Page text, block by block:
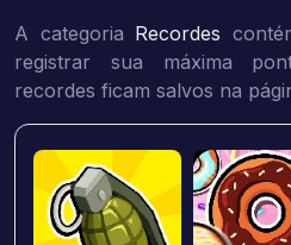
A categoria Recordes
registrar sua máxima
recordes ficam salvos na